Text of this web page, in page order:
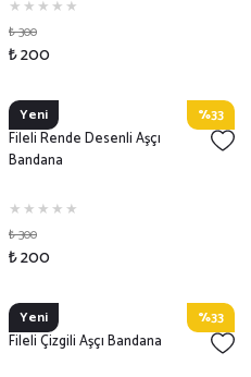
₺ 300
₺ 200
Yeni %33
Fileli Rende Desenli Aşçı
Bandana
₺ 300
₺ 200
Yeni %33
Fileli Çizgili Aşçı Bandana